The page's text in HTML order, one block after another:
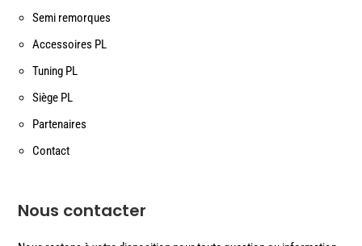
Semi remorques
Accessoires PL
Tuning PL
Siège PL
Partenaires
Contact
Nous contacter